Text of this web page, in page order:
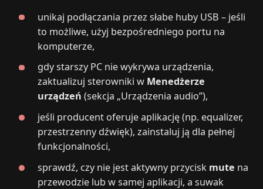
unikaj podłączania przez słabe huby USB – jeśli
to możliwe, użyj bezpośredniego portu na
komputerze,
gdy starszy PC nie wykrywa urządzenia,
zaktualizuj sterowniki w Menedżerze
urządzeń (sekcja „Urządzenia audio”),
jeśli producent oferuje aplikację (np. equalizer,
przestrzenny dźwięk), zainstaluj ją dla pełnej
funkcjonalności,
sprawdź, czy nie jest aktywny przycisk mute na
przewodzie lub w samej aplikacji, a suwak